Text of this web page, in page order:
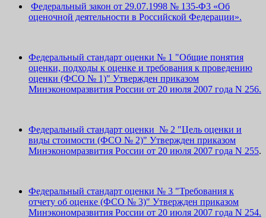
Федеральный закон от 29.07.1998 № 135-Ф3 «Об
оценочной деятельности в Российской Федерации».
Федеральный стандарт оценки № 1 "Общие понятия
оценки, подходы к оценке и требования к проведению
оценки (ФСО № 1)" Утвержден приказом
Минэкономразвития России от 20 июля 2007 года N 256.
Федеральный стандарт оценки № 2 "Цель оценки и
виды стоимости (ФСО № 2)" Утвержден приказом
Минэкономразвития России от 20 июля 2007 года N 255.
Федеральный стандарт оценки № 3 "Требования к
отчету об оценке (ФСО № 3)" Утвержден приказом
Минэкономразвития России от 20 июля 2007 года N 254.